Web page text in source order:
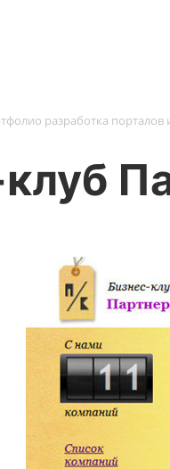
разработка порталов